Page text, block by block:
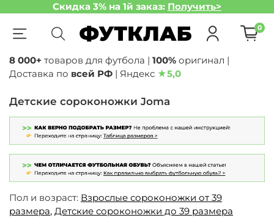
Скидка 3% на 1й заказ: Получить>
0
8 000+ товаров для футбола | 100% оригинал |
Доставка по всей РФ | Яндекс ★5,0
Детские сороконожки Joma
Пол и возраст: Взрослые сороконожки от 39
размера, Детские сороконожки до 39 размера